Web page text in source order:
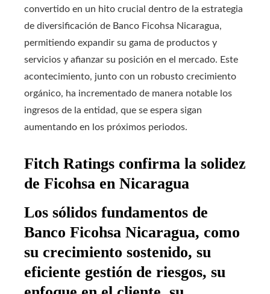
convertido en un hito crucial dentro de la estrategia
de diversificación de Banco Ficohsa Nicaragua,
permitiendo expandir su gama de productos y
servicios y afianzar su posición en el mercado. Este
acontecimiento, junto con un robusto crecimiento
orgánico, ha incrementado de manera notable los
ingresos de la entidad, que se espera sigan
aumentando en los próximos periodos.
Fitch Ratings confirma la solidez
de Ficohsa en Nicaragua
Los sólidos fundamentos de
Banco Ficohsa Nicaragua, como
su crecimiento sostenido, su
eficiente gestión de riesgos, su